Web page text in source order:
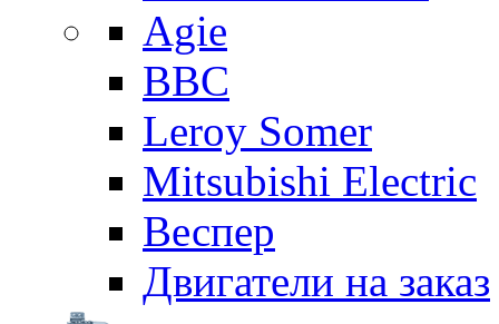
Agie
BBC
Leroy Somer
Mitsubishi Electric
Веспер
Двигатели на заказ